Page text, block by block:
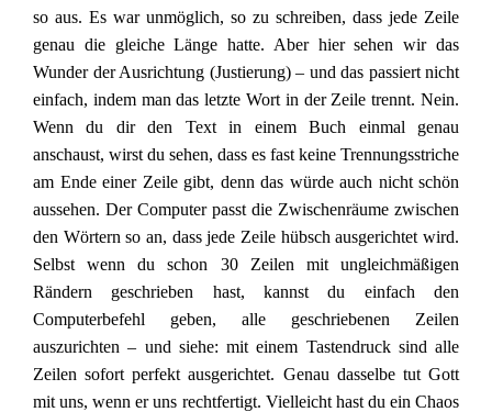
so aus. Es war unmöglich, so zu schreiben, dass jede Zeile
genau die gleiche Länge hatte. Aber hier sehen wir das
Wunder der Ausrichtung (Justierung) – und das passiert nicht
einfach, indem man das letzte Wort in der Zeile trennt. Nein.
Wenn du dir den Text in einem Buch einmal genau
anschaust, wirst du sehen, dass es fast keine Trennungsstriche
am Ende einer Zeile gibt, denn das würde auch nicht schön
aussehen. Der Computer passt die Zwischenräume zwischen
den Wörtern so an, dass jede Zeile hübsch ausgerichtet wird.
Selbst wenn du schon 30 Zeilen mit ungleichmäßigen
Rändern geschrieben hast, kannst du einfach den
Computerbefehl geben, alle geschriebenen Zeilen
auszurichten – und siehe: mit einem Tastendruck sind alle
Zeilen sofort perfekt ausgerichtet. Genau dasselbe tut Gott
mit uns, wenn er uns rechtfertigt. Vielleicht hast du ein Chaos